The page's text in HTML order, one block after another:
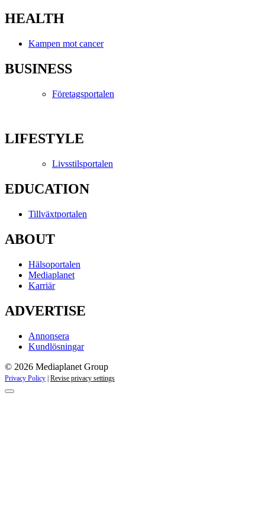
HEALTH
Kampen mot cancer
BUSINESS
Företagsportalen
LIFESTYLE
Livsstilsportalen
EDUCATION
Tillväxtportalen
ABOUT
Hälsoportalen
Mediaplanet
Karriär
ADVERTISE
Annonsera
Kundlösningar
© 2026 Mediaplanet Group
Privacy Policy | Revise privacy settings